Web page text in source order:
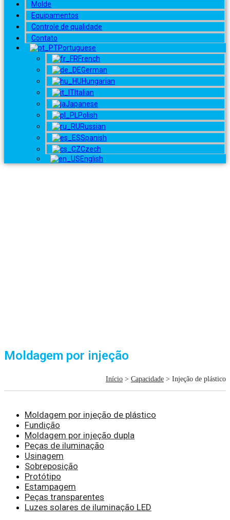
Molde
Equipamentos
Controle de qualidade
Contato
Portuguese
French
German
Hungarian
Italian
Japanese
Polish
Russian
Spanish
Czech
English
Moldagem por injeção
Início > Capacidade > Injeção de plástico
Moldagem por injeção de plástico
Fundição
Moldagem por injeção dupla
Peças de iluminação
Usinagem
Sobreposição
Protótipo
Estampagem
Peças transparentes
Luzes solares de iluminação LED